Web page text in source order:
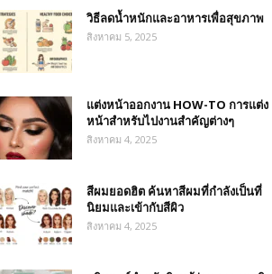
วิธีลดน้ำหนักและอาหารเพื่อสุขภาพ
สิงหาคม 5, 2025
แต่งหน้าออกงาน HOW-TO การแต่ง
หน้าสำหรับไปงานสำคัญต่างๆ
สิงหาคม 4, 2025
สีผมยอดฮิต ค้นหาสีผมที่กำลังเป็นที่
นิยมและเข้ากับสีผิว
สิงหาคม 4, 2025